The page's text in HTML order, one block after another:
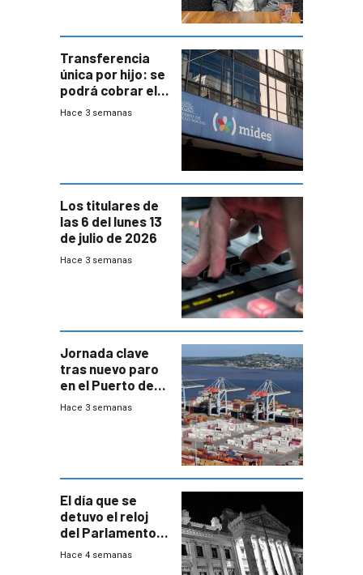
Transferencia
única por hijo: se
podrá cobrar el
100% en efectivo
Hace 3 semanas
Los titulares de
las 6 del lunes 13
de julio de 2026
Hace 3 semanas
Jornada clave
tras nuevo paro
en el Puerto de
Montevideo
Hace 3 semanas
El día que se
detuvo el reloj
del Parlamento
para negociar
Hace 4 semanas